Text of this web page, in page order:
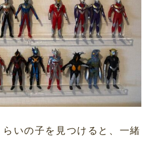
いの子を見つけると、一緒